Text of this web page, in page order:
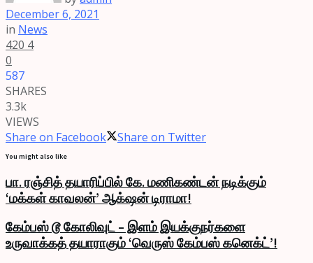
December 6, 2021
in News
420 4
0
587
SHARES
3.3k
VIEWS
Share on Facebook
Share on Twitter
You might also like
பா. ரஞ்சித் தயாரிப்பில் கே. மணிகண்டன் நடிக்கும்
‘மக்கள் காவலன்’ ஆக்‌ஷன் டிராமா!
கேம்பஸ் டூ கோலிவுட் – இளம் இயக்குநர்களை
உருவாக்கத் தயாராகும் ‘வெருஸ் கேம்பஸ் கனெக்ட்’!